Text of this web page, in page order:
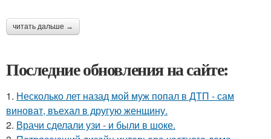
читать дальше →
Последние обновления на сайте:
1. Несколько лет назад мой муж попал в ДТП - сам
виноват, въехал в другую женщину.
2. Врачи сделали узи - и были в шоке.